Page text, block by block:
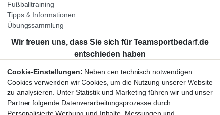
Fußballtraining
Tipps & Informationen
Übungssammlung
Unternehmen
Widerrufsrecht
Bestellung widerrufen
Datenschutzerklärung
Cookie-Einstellungen: Neben den technisch notwendigen
Cookies verwenden wir Cookies, um die Nutzung unserer Website
zu analysieren. Unter Statistik und Marketing führen wir und unser
Partner folgende Datenverarbeitungsprozesse durch:
Personalisierte Werbung und Inhalte, Messungen und